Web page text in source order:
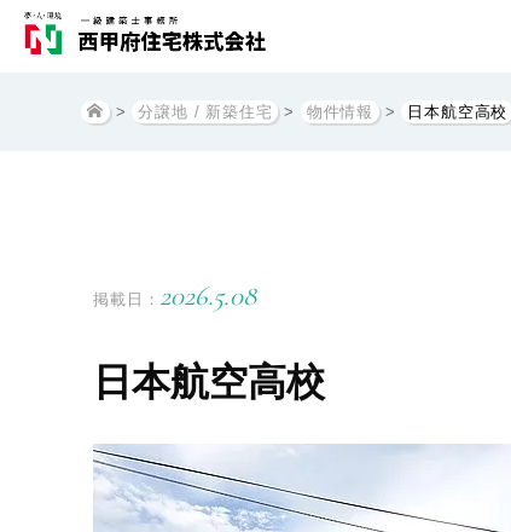
> 分譲地 / 新築住宅 > 物件情報 > 日本航空高校
掲載日： 2026.5.08
日本航空高校